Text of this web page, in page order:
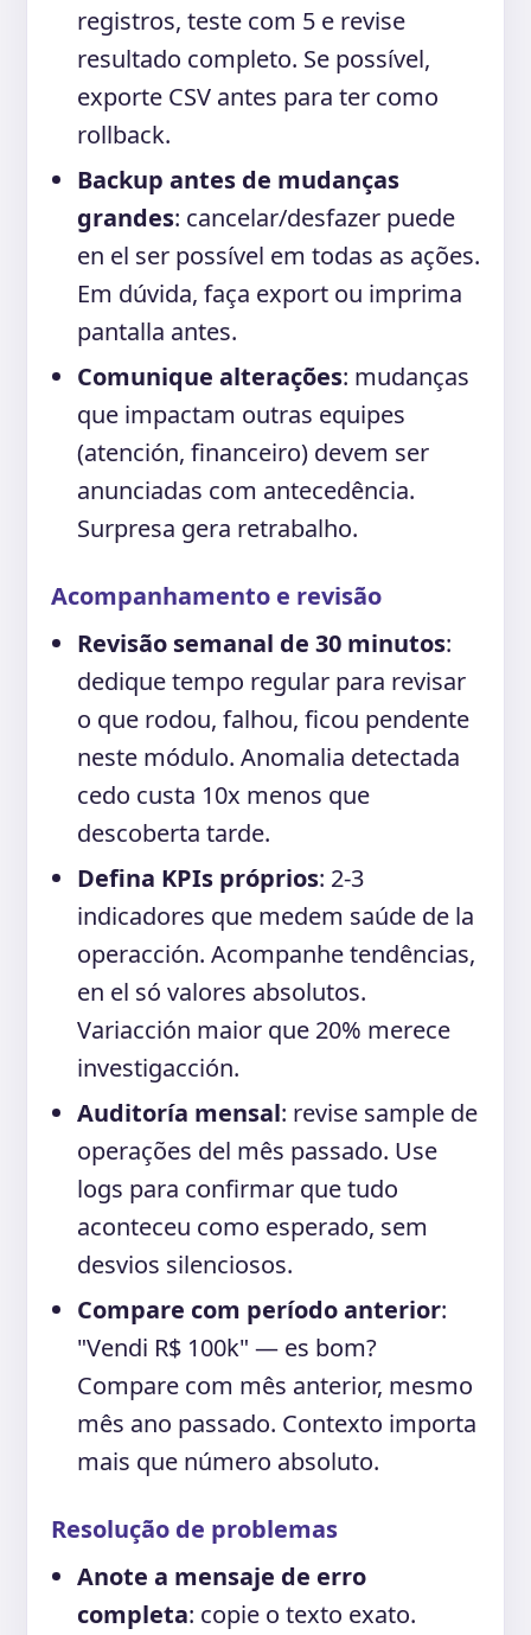
registros, teste com 5 e revise
resultado completo. Se possível,
exporte CSV antes para ter como
rollback.
Backup antes de mudanças
grandes: cancelar/desfazer puede
en el ser possível em todas as ações.
Em dúvida, faça export ou imprima
pantalla antes.
Comunique alterações: mudanças
que impactam outras equipes
(atención, financeiro) devem ser
anunciadas com antecedência.
Surpresa gera retrabalho.
Acompanhamento e revisão
Revisão semanal de 30 minutos:
dedique tempo regular para revisar
o que rodou, falhou, ficou pendente
neste módulo. Anomalia detectada
cedo custa 10x menos que
descoberta tarde.
Defina KPIs próprios: 2-3
indicadores que medem saúde de la
operacción. Acompanhe tendências,
en el só valores absolutos.
Variacción maior que 20% merece
investigacción.
Auditoría mensal: revise sample de
operações del mês passado. Use
logs para confirmar que tudo
aconteceu como esperado, sem
desvios silenciosos.
Compare com período anterior:
"Vendi R$ 100k" — es bom?
Compare com mês anterior, mesmo
mês ano passado. Contexto importa
mais que número absoluto.
Resolução de problemas
Anote a mensaje de erro
completa: copie o texto exato.